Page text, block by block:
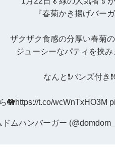
『春菊かき揚げバーガ
ザクザク食感の分厚い春菊
ジューシーなパティを挟み
なんと❗️バンズ付き
🐘https://t.co/wcWnTxHO3M
ムハンバーガー